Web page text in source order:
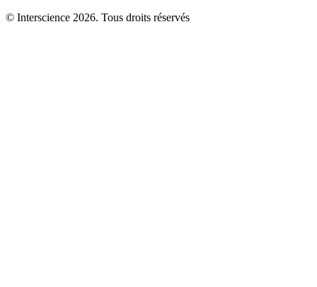
© Interscience 2026. Tous droits réservés